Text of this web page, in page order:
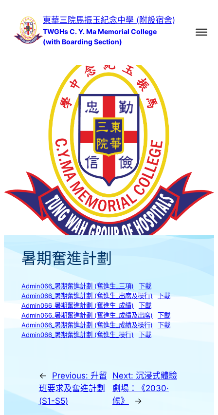
東華三院馬振玉紀念中學 (附設宿舍)
TWGHs C. Y. Ma Memorial College
(with Boarding Section)
暑期奮進計劃
Admin066_暑期奮進計劃 (奮進生_三項)
下載
Admin066_暑期奮進計劃 (奮進生_出席及操行)
下載
Admin066_暑期奮進計劃 (奮進生_成績)
下載
Admin066_暑期奮進計劃 (奮進生_成績及出席)
下載
Admin066_暑期奮進計劃 (奮進生_成績及操行)
下載
Admin066_暑期奮進計劃 (奮進生_操行)
下載
← Previous: 升留
班要求及奮進計劃
(S1-S5)
Next: 沉浸式體驗
劇場：《2030·
候》
→